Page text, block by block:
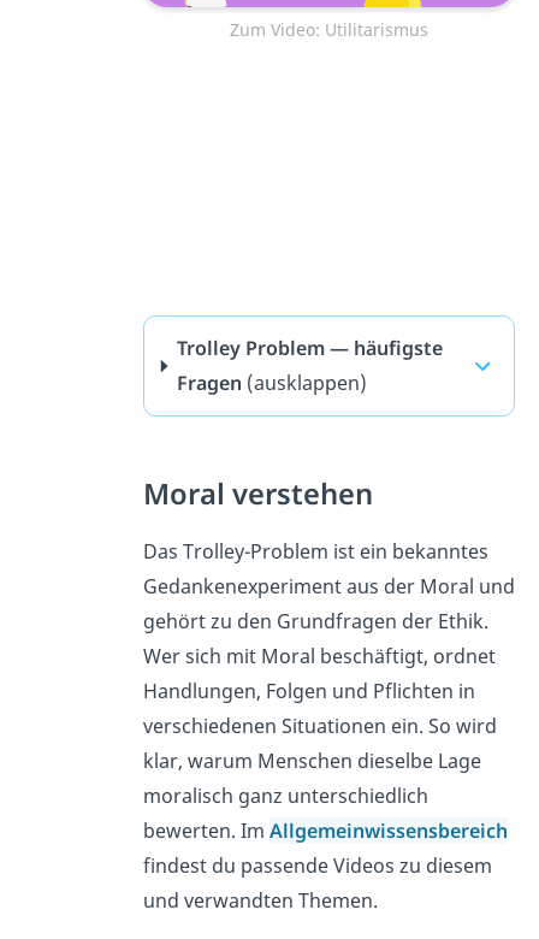
Zum Video: Utilitarismus
Trolley Problem — häufigste
Fragen (ausklappen)
Moral verstehen
Das Trolley-Problem ist ein bekanntes
Gedankenexperiment aus der Moral und
gehört zu den Grundfragen der Ethik.
Wer sich mit Moral beschäftigt, ordnet
Handlungen, Folgen und Pflichten in
verschiedenen Situationen ein. So wird
klar, warum Menschen dieselbe Lage
moralisch ganz unterschiedlich
bewerten. Im Allgemeinwissensbereich
findest du passende Videos zu diesem
und verwandten Themen.